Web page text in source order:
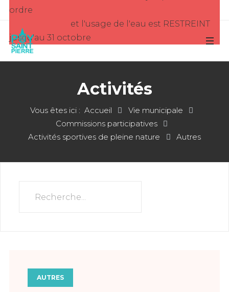
ordre
et l'usage de l'eau est RESTREINT
jusqu'au 31 octobre
Activités
Vous êtes ici : Accueil
Vie municipale
Commissions participatives
Activités sportives de pleine nature
Autres
AUTRES